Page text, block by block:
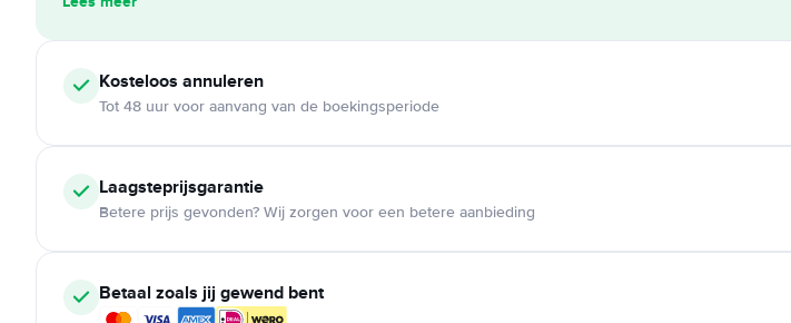
Kosteloos annuleren
Tot 48 uur voor aanvang van de boekingsperiode
Laagsteprijsgarantie
Betere prijs gevonden? Wij zorgen voor een betere aanbieding
Betaal zoals jij gewend bent